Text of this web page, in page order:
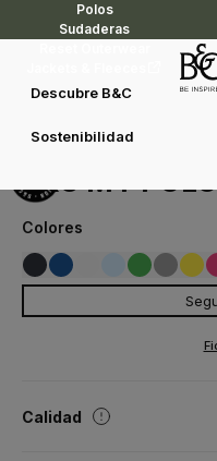
Polos
Sudaderas
Descubre B&C
Sostenibilidad
B&C MY
Colores
450
406
515
620
201
Calidad